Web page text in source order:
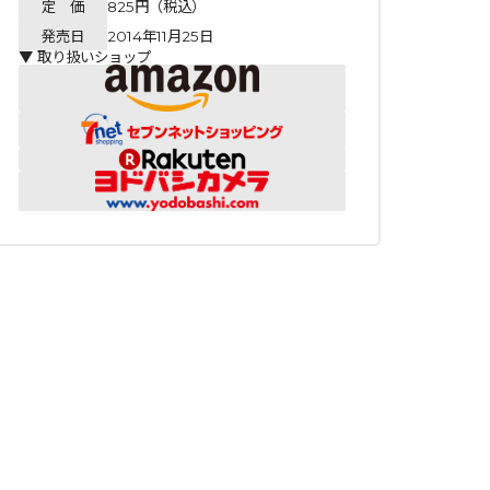
定 価
825円（税込）
発売日
2014年11月25日
▼ 取り扱いショップ